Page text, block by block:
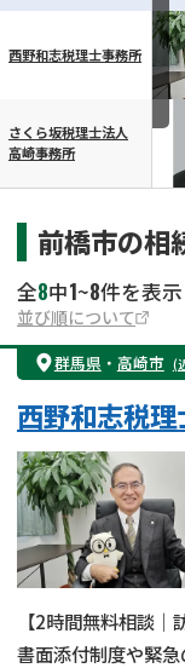
横スクロール可能
西野和志税理士事務所
さくら坂税理士法人
高崎事務所
前橋市の相
全8中1~8件を表示
並び順について
群馬県 ・ 高崎市 (
西野和志税
【2時間無料相談
書面添付制度や緊